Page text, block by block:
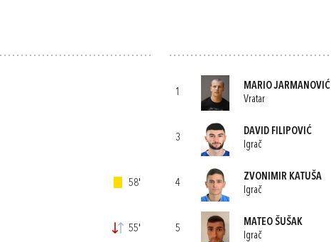
58'
55'
1
MARIO JARMANOVIĆ
Vratar
3
DAVID FILIPOVIĆ
Igrač
4
ZVONIMIR KATUŠA
Igrač
5
MATEO ŠUŠAK
Igrač